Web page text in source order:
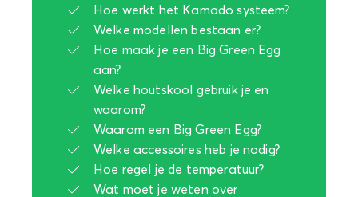
Hoe werkt het Kamado systeem?
Welke modellen bestaan er?
Hoe maak je een Big Green Egg
aan?
Welke houtskool gebruik je en
waarom?
Waarom een Big Green Egg?
Welke accessoires heb je nodig?
Hoe regel je de temperatuur?
Wat moet je weten over